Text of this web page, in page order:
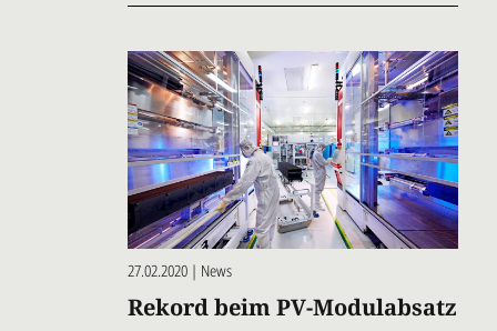
27.02.2020 | News
Rekord beim PV-Modulabsatz